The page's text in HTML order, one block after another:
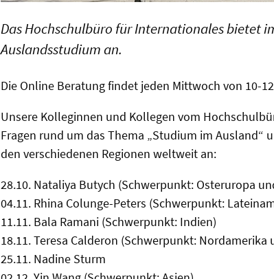
Das Hochschulbüro für Internationales bietet
Auslandsstudium an.
Die Online Beratung findet jeden Mittwoch von 10-
Unsere Kolleginnen und Kollegen vom
Fragen rund um das Thema „Studium im Ausland“
den verschiedenen Regionen weltweit an:
28.10. Nataliya Butych (Schwerpunkt: Osteruropa
04.11. Rhina Colunge-Peters (Schwerpunkt:
11.11. Bala Ramani (Schwerpunkt: Indien)
18.11. Teresa Calderon (Schwerpunkt: Nordamerika
25.11. Nadine Sturm